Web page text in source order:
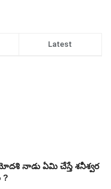
Latest
నాడు ఏమి చేస్తే శనీశ్వర
?